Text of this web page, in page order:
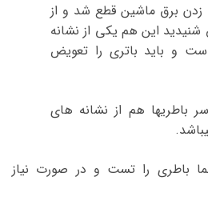
زدن برق ماشین قطع شد و از
این هم یکی از نشانه
و باید باتری را تعویض
باطریها هم از نشانه های
باطری را تست و در صورت نیاز